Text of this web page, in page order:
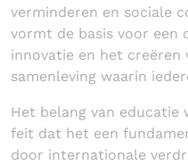
verminderen en sociale
vormt de basis voor een
innovatie en het creëren
samenleving waarin
Het belang van
feit dat het een
door internationale